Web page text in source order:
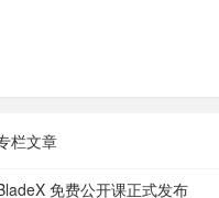
栏文章
免费公开课正式发布